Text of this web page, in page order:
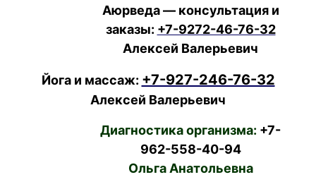
Аюрведа — консультация и
заказы: +7-9272-46-76-32
Алексей Валерьевич
Йога и массаж: +7-927-246-76-32
Алексей Валерьевич
Диагностика организма: +7-
962-558-40-94
Ольга Анатольевна